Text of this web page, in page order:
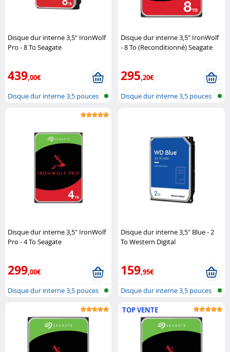
Disque dur interne 3,5" IronWolf
Pro - 8 To Seagate
439,00€
Disque dur interne 3,5 pouces
Disque dur interne 3,5" IronWolf
- 8 To (Reconditionné) Seagate
295,20€
Disque dur interne 3,5 pouces
Disque dur interne 3,5" IronWolf
Pro - 4 To Seagate
299,00€
Disque dur interne 3,5 pouces
Disque dur interne 3,5" Blue - 2
To Western Digital
159,95€
Disque dur interne 3,5 pouces
TOP VENTE